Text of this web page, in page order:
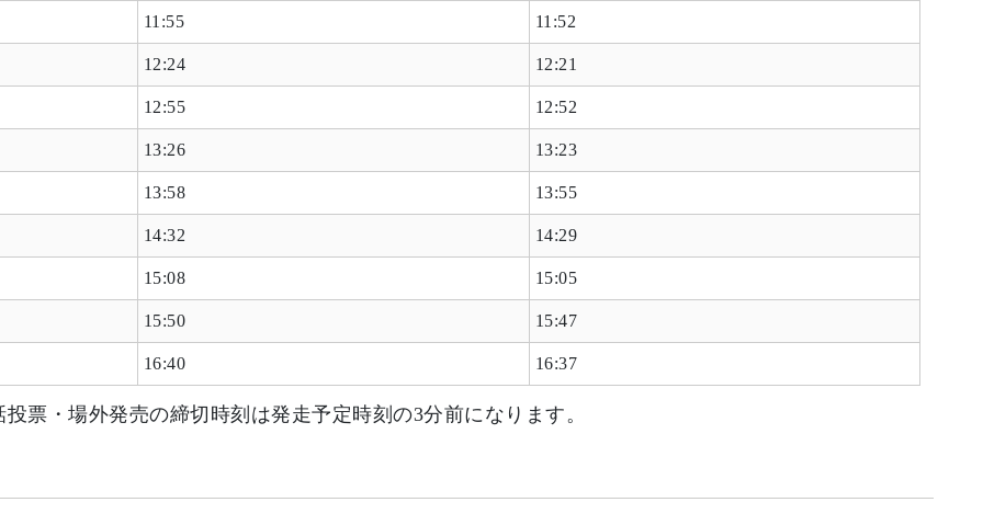
11:55 11:52
12:24 12:21
12:55 12:52
13:26 13:23
13:58 13:55
14:32 14:29
15:08 15:05
15:50 15:47
16:40 16:37
票・場外発売の締切時刻は発走予定時刻の3分前になります。